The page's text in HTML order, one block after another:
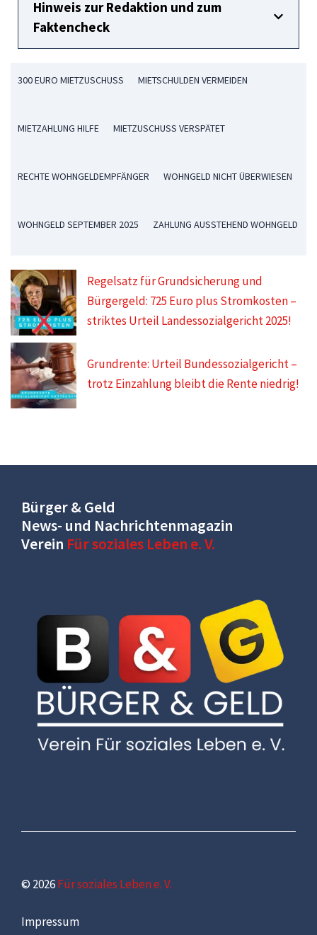
Hinweis zur Redaktion und zum
Faktencheck
300 EURO MIETZUSCHUSS MIETSCHULDEN VERMEIDEN
MIETZAHLUNG HILFE MIETZUSCHUSS VERSPÄTET
RECHTE WOHNGELDEMPFÄNGER WOHNGELD NICHT ÜBERWIESEN
WOHNGELD SEPTEMBER 2025 ZAHLUNG AUSSTEHEND WOHNGELD
Regelsatz für Grundsicherung und
Bürgergeld: 725 Euro plus Stromkosten –
striktes Urteil Landessozialgericht 2025!
Grundrente: Urteil Bundessozialgericht –
trotz Einzahlung bleibt die Rente niedrig!
Bürger & Geld
News- und Nachrichtenmagazin
Verein Für soziales Leben e. V.
© 2026Für soziales Leben e. V.
Impressum